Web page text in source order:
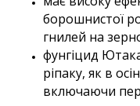
борошнистої
гнилей на
фунгіцид
ріпаку, як в
включаючи